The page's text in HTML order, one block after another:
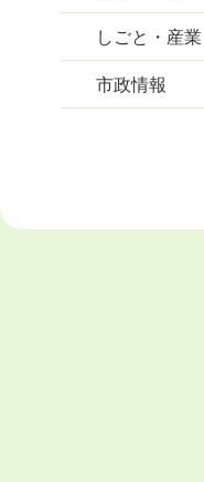
しごと・産業
市政情報